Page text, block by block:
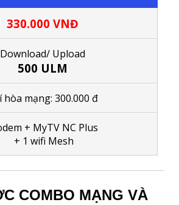
330.000 VNĐ
Download/ Upload
500 ULM
hòa mạng: 300.000 đ
+ MyTV NC Plus
+ 1 wifi Mesh
COMBO MẠNG VÀ